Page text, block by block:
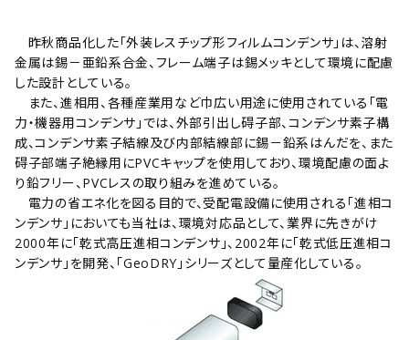
昨秋商品化した｢外装レスチップ形フィルムコンデンサ｣は、溶射
金属は錫－亜鉛系合金、フレーム端子は錫メッキとして環境に配慮
した設計としている。
また、進相用、各種産業用など巾広い用途に使用されている｢電
力・機器用コンデンサ｣では、外部引出し碍子部、コンデンサ素子構
成、コンデンサ素子結線及び内部結線部に錫－鉛系はんだを、また
碍子部端子絶縁用にPVCキャップを使用しており、環境配慮の面よ
り鉛フリー、PVCレスの取り組みを進めている。
電力の省エネ化を図る目的で、受配電設備に使用される｢進相コ
ンデンサ｣においても当社は、環境対応品として、業界に先きがけ
2000年に｢乾式高圧進相コンデンサ｣、2002年に｢乾式低圧進相コ
ンデンサ｣を開発、「GeoDRY｣シリーズとして量産化している。